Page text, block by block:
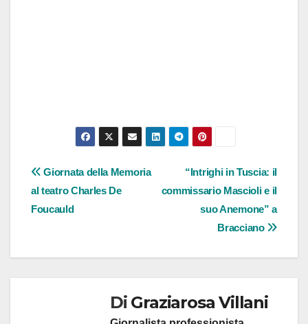
Navigazione
articoli
“Intrighi in Tuscia: il
commissario Mascioli e il
suo Anemone” a
Bracciano
Giornata della Memoria
al teatro Charles De
Foucauld
Di Graziarosa Villani